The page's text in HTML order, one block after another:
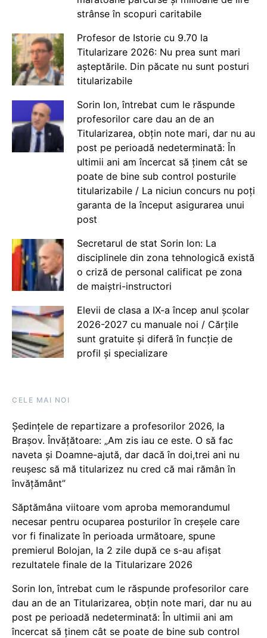
strânse în scopuri caritabile
Profesor de Istorie cu 9.70 la
Titularizare 2026: Nu prea sunt mari
așteptările. Din păcate nu sunt posturi
titularizabile
Sorin Ion, întrebat cum le răspunde
profesorilor care dau an de an
Titularizarea, obțin note mari, dar nu au
post pe perioadă nedeterminată: În
ultimii ani am încercat să ținem cât se
poate de bine sub control posturile
titularizabile / La niciun concurs nu poți
garanta de la început asigurarea unui
post
Secretarul de stat Sorin Ion: La
disciplinele din zona tehnologică există
o criză de personal calificat pe zona
de maiștri-instructori
Elevii de clasa a IX-a încep anul școlar
2026-2027 cu manuale noi / Cărțile
sunt gratuite și diferă în funcție de
profil și specializare
CELE MAI NOI
Ședințele de repartizare a profesorilor 2026, la
Brașov. Învățătoare: „Am zis iau ce este. O să fac
naveta și Doamne-ajută, dar dacă în doi,trei ani nu
reușesc să mă titularizez nu cred că mai rămân în
învățământ”
Săptămâna viitoare vom aproba memorandumul
necesar pentru ocuparea posturilor în creșele care
vor fi finalizate în perioada următoare, spune
premierul Bolojan, la 2 zile după ce s-au afișat
rezultatele finale de la Titularizare 2026
Sorin Ion, întrebat cum le răspunde profesorilor care
dau an de an Titularizarea, obțin note mari, dar nu au
post pe perioadă nedeterminată: În ultimii ani am
încercat să ținem cât se poate de bine sub control